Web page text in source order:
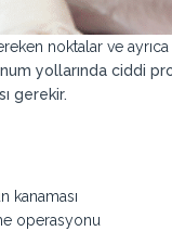
noktalar ve
yollarında ciddi
gerekir.
kanaması
operasyonu